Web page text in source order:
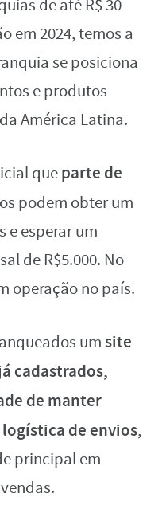
de até R$ 30
em 2024, temos a
se posiciona
e produtos
América Latina.
queparte de
podem obter um
e esperar um
de R$5.000. No
operação no país.
umsite
cadastrados,
de manter
de envios,
principal em